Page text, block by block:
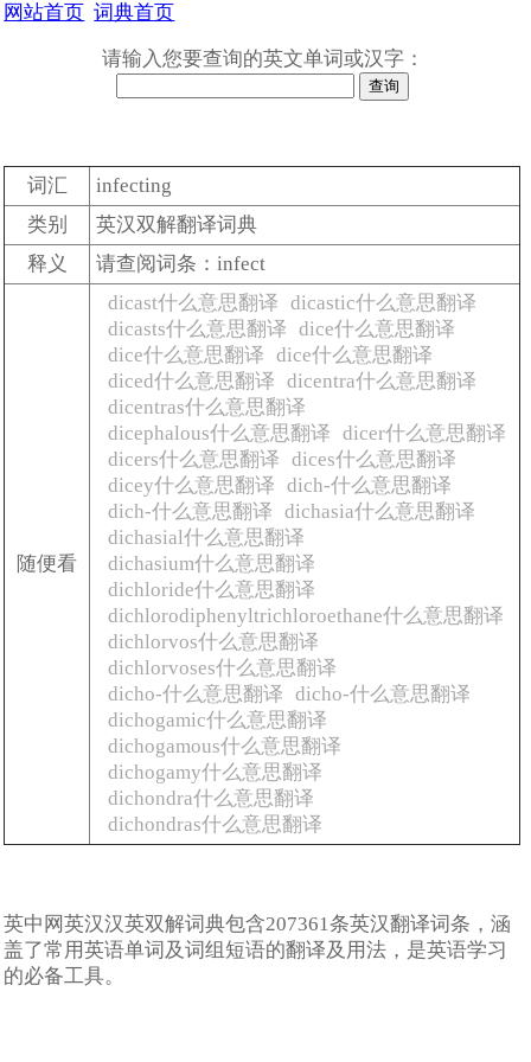
网站首页 词典首页
请输入您要查询的英文单词或汉字：
词汇
infecting
类别
英汉双解翻译词典
释义
请查阅词条：infect
随便看
dicast什么意思翻译 dicastic什么意思翻译
dicasts什么意思翻译 dice什么意思翻译
dice什么意思翻译 dice什么意思翻译
diced什么意思翻译 dicentra什么意思翻译
dicentras什么意思翻译
dicephalous什么意思翻译 dicer什么意思翻译
dicers什么意思翻译 dices什么意思翻译
dicey什么意思翻译 dich-什么意思翻译
dich-什么意思翻译 dichasia什么意思翻译
dichasial什么意思翻译
dichasium什么意思翻译
dichloride什么意思翻译
dichlorodiphenyltrichloroethane什么意思翻译
dichlorvos什么意思翻译
dichlorvoses什么意思翻译
dicho-什么意思翻译 dicho-什么意思翻译
dichogamic什么意思翻译
dichogamous什么意思翻译
dichogamy什么意思翻译
dichondra什么意思翻译
dichondras什么意思翻译
英中网英汉汉英双解词典包含207361条英汉翻译词条，涵
盖了常用英语单词及词组短语的翻译及用法，是英语学习
的必备工具。